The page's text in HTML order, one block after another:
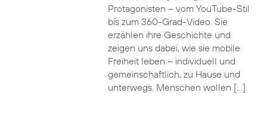
Protagonisten – vom YouTube-Stil
bis zum 360-Grad-Video. Sie
erzählen ihre Geschichte und
zeigen uns dabei, wie sie mobile
Freiheit leben – individuell und
gemeinschaftlich, zu Hause und
unterwegs. Menschen wollen […]